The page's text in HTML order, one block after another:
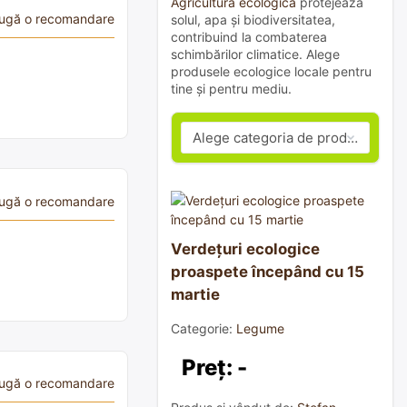
o recomandare
o recomandare
o recomandare
solul, apa și biodiversitatea,
contribuind la combaterea
schimbărilor climatice. Alege
produsele ecologice locale pentru
tine și pentru mediu.
Verdețuri ecologice
proaspete începând cu 15
martie
Categorie: Legume
Preț: -